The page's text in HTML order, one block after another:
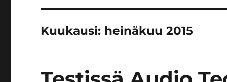
Kuukausi: heinäkuu 2015